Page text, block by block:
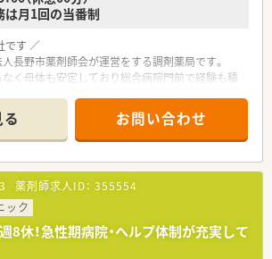
月1回の当番制
です ／
長野市薬剤師会が運営をする調剤薬局です。
く母体も安定しており総合病院門前で経験も積
野県職員に準じているため継続勤務により向上
県職員に準じた支給となります。
です ／
でスキルアップ可能！
勤務なのでプライベートも充実できます！
お問い合わせ
薬剤師求人ID： 355554
ック
8休！急性期病院・ヘルプ体制が充実して